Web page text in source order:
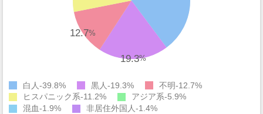
19.3%
12.7%
白人 39.8% 黒人 19.3% 不明 12.7%
ヒスパニック系 11.2% アジア系 5.9%
混血 1.9% 非居住外国人 1.4%